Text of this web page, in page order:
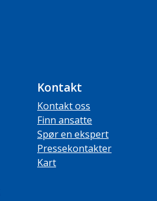
Kontakt
Kontakt oss
Finn ansatte
Spør en ekspert
Pressekontakter
Kart